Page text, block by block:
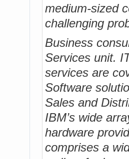
medium-sized
challenging
Business
Services unit.
services are
Software
Sales and
IBM’s wide
hardware
comprises a